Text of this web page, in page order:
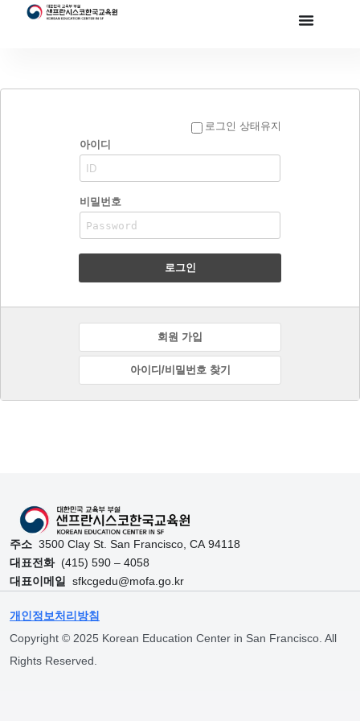
로그인 상태유지
아이디
비밀번호
로그인
회원 가입
아이디/비밀번호 찾기
주소 3500 Clay St. San Francisco, CA 94118
대표전화(415) 590 – 4058
대표이메일
sfkcgedu@mofa.go.kr
개인정보처리방침
Copyright © 2025 Korean Education Center in San Francisco. All
Rights Reserved.